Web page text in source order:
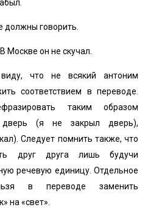
говорить.
Москве он не скучал.
что не всякий антоним
соответствием в переводе.
таким образом
(я не закрыл дверь),
Следует помнить также, что
друг друга лишь будучи
речевую единицу. Отдельное
в переводе заменить
на «свет».